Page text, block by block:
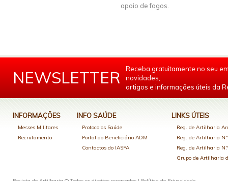
apoio de fogos.
NEWSLETTER
Receba gratuitamente no seu
novidades,
artigos e informações úteis da
INFORMAÇÕES
Messes Militares
Recrutamento
INFO SAÚDE
Protocolos Saúde
Portal do Beneficiário ADM
Contactos do IASFA
LINKS ÚTEIS
Reg. de Artilharia
Reg. de Artilharia
Reg. de Artilharia
Grupo de Artilharia